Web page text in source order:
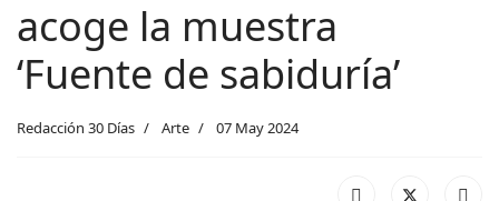
acoge la muestra
‘Fuente de sabiduría’
Redacción 30 Días Arte 07 May 2024